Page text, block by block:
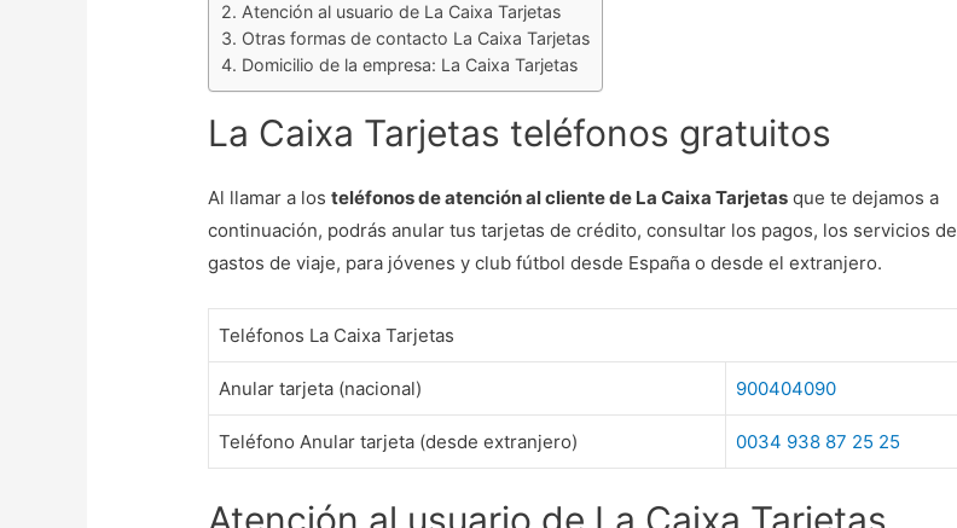
Atención al usuario de La Caixa Tarjetas
Otras formas de contacto La Caixa Tarjetas
Domicilio de la empresa: La Caixa Tarjetas
La Caixa Tarjetas teléfonos gratuitos
Al llamar a losteléfonos de atención al cliente de La Caixa Tarjetas que te dejamos a
continuación, podrás anular tus tarjetas de crédito, consultar los pagos, los servicios de
gastos de viaje, para jóvenes y club fútbol desde España o desde el extranjero.
Teléfonos La Caixa Tarjetas
Anular tarjeta (nacional) 900404090
Teléfono Anular tarjeta (desde extranjero) 0034 938 87 25 25